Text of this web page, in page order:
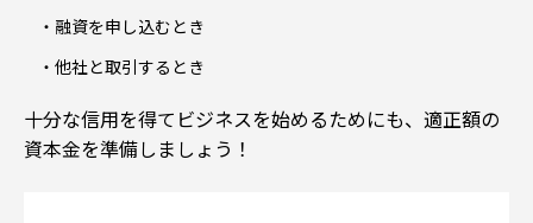
融資を申し込むとき
他社と取引するとき
十分な信用を得てビジネスを始めるためにも、適正額の
資本金を準備しましょう！